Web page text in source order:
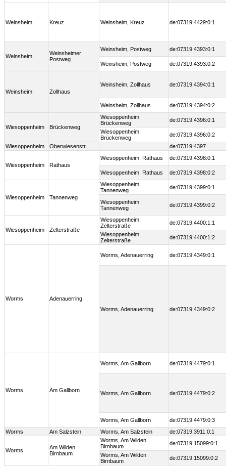
Weinsheim Kreuz Weinsheim, Kreuz de:07319:4429:0:1
Weinsheim
Weinsheimer
Postweg
Weinsheim, Postweg de:07319:4393:0:1
Weinsheim, Postweg de:07319:4393:0:2
Weinsheim Zollhaus
Weinsheim, Zollhaus de:07319:4394:0:1
Weinsheim, Zollhaus de:07319:4394:0:2
Wiesoppenheim Brückenweg
Wiesoppenheim,
Brückenweg
de:07319:4396:0:1
Wiesoppenheim,
Brückenweg
de:07319:4396:0:2
Wiesoppenheim
Oberwiesenstr. de:07319:4397
Wiesoppenheim Rathaus
Wiesoppenheim, Rathaus de:07319:4398:0:1
Wiesoppenheim, Rathaus de:07319:4398:0:2
Wiesoppenheim Tannenweg
Wiesoppenheim,
Tannenweg
de:07319:4399:0:1
Wiesoppenheim,
Tannenweg
de:07319:4399:0:2
Wiesoppenheim Zelterstraße
Wiesoppenheim,
Zelterstraße
de:07319:4400:1:1
Wiesoppenheim,
Zelterstraße
de:07319:4400:1:2
Worms Adenauerring
Worms, Adenauerring de:07319:4349:0:1
Worms, Adenauerring de:07319:4349:0:2
Worms Am Gallborn
Worms, Am Gallborn de:07319:4479:0:1
Worms, Am Gallborn de:07319:4479:0:2
Worms, Am Gallborn
de:07319:4479:0:3
Worms
Am Salzstein Worms, Am Salzstein de:07319:3911:0:1
Worms
Am Wilden
Birnbaum
Worms, Am Wilden
Birnbaum
de:07319:15099:0:1
Worms, Am Wilden
Birnbaum
de:07319:15099:0:2